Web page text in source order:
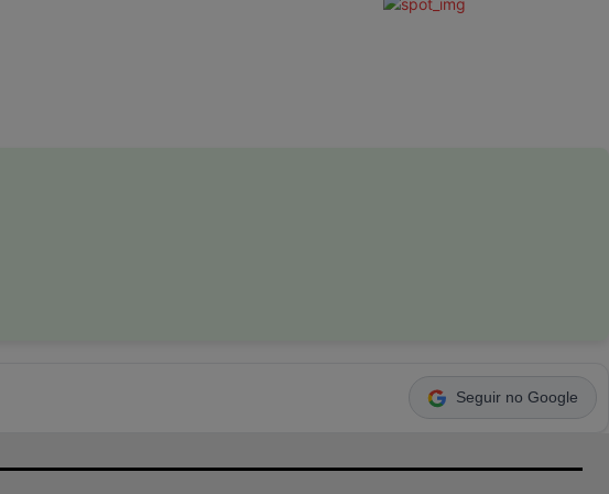
Seguir no Google